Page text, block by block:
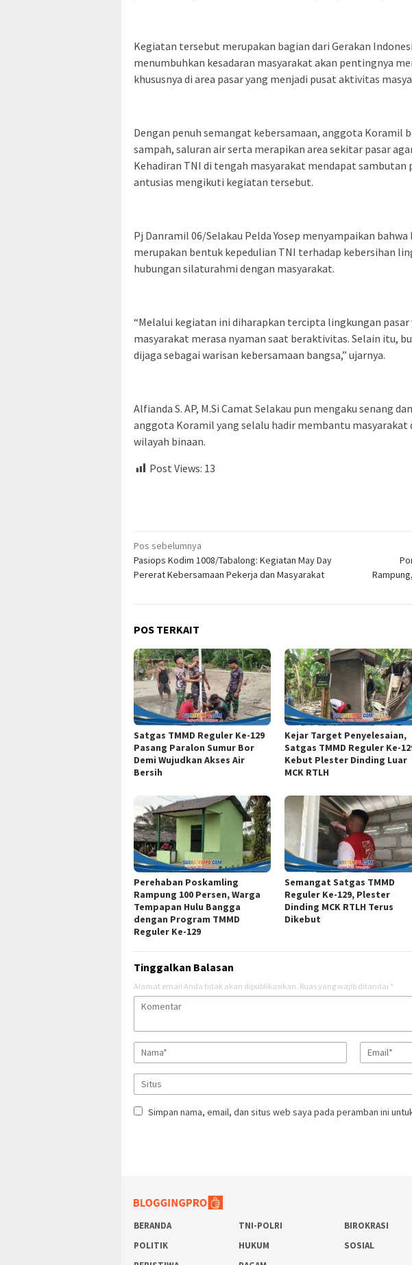
Kegiatan tersebut merupakan bagian dari Gerakan
menumbuhkan kesadaran masyarakat akan pentingnya
khususnya di area pasar yang menjadi pusat aktivitas
Dengan penuh semangat kebersamaan, anggota Koramil
sampah, saluran air serta merapikan area sekitar pasar
Kehadiran TNI di tengah masyarakat mendapat
antusias mengikuti kegiatan tersebut.
Pj Danramil 06/Selakau Pelda Yosep menyampaikan
merupakan bentuk kepedulian TNI terhadap kebersihan
hubungan silaturahmi dengan masyarakat.
“Melalui kegiatan ini diharapkan tercipta lingkungan pasar
masyarakat merasa nyaman saat beraktivitas. Selain itu,
dijaga sebagai warisan kebersamaan bangsa,” ujarnya.
Alfianda S. AP, M.Si Camat Selakau pun mengaku senang
anggota Koramil yang selalu hadir membantu masyarakat
wilayah binaan.
Post Views: 13
Navigasi
pos
Pos sebelumnya
Pasiops Kodim 1008/Tabalong: Kegiatan May Day
Pererat Kebersamaan Pekerja dan Masyarakat
POS TERKAIT
Satgas TMMD Reguler Ke-129
Pasang Paralon Sumur Bor
Demi Wujudkan Akses Air
Bersih
Kejar Target Penyelesaian,
Satgas TMMD Reguler Ke-
Kebut Plester Dinding Luar
MCK RTLH
Perehaban Poskamling
Rampung 100 Persen, Warga
Tempapan Hulu Bangga
dengan Program TMMD
Reguler Ke-129
Semangat Satgas TMMD
Reguler Ke-129, Plester
Dinding MCK RTLH Terus
Dikebut
Tinggalkan Balasan
Alamat email Anda tidak akan dipublikasikan. Ruas yang wajib ditandai *
Simpan nama, email, dan situs web saya pada peramban ini
BERANDA TNI-POLRI
BIROKRASI
POLITIK
HUKUM
SOSIAL